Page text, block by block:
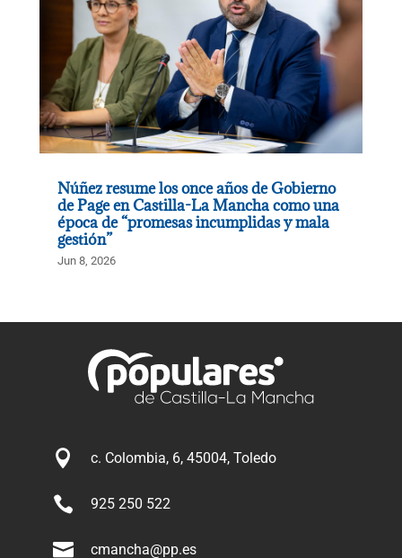
Núñez resume los once años de Gobierno
de Page en Castilla-La Mancha como una
época de “promesas incumplidas y mala
gestión”
Jun 8, 2026
 c. Colombia, 6, 45004, Toledo
 925 250 522
 cmancha@pp.es